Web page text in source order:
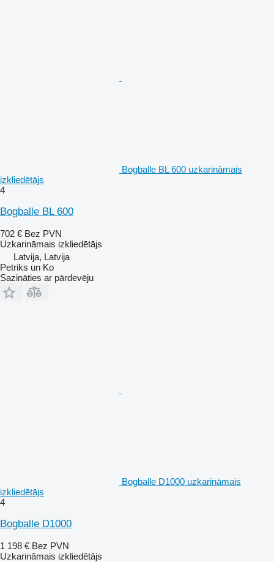
Bogballe BL 600 uzkarināmais
izkliedētājs
4
Bogballe BL 600
702 € Bez PVN
Uzkarināmais izkliedētājs
Latvija, Latvija
Petriks un Ko
Sazināties ar pārdevēju
Bogballe D1000 uzkarināmais
izkliedētājs
4
Bogballe D1000
1 198 € Bez PVN
Uzkarināmais izkliedētājs